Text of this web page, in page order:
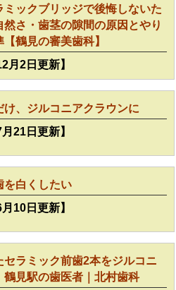
ミックブリッジで後悔しないた
然さ・歯茎の隙間の原因とやり
鶴見の審美歯科】
月2日更新】
け、ジルコニアクラウンに
21日更新】
を白くしたい
10日更新】
セラミック前歯2本をジルコニ
見駅の歯医者｜北村歯科